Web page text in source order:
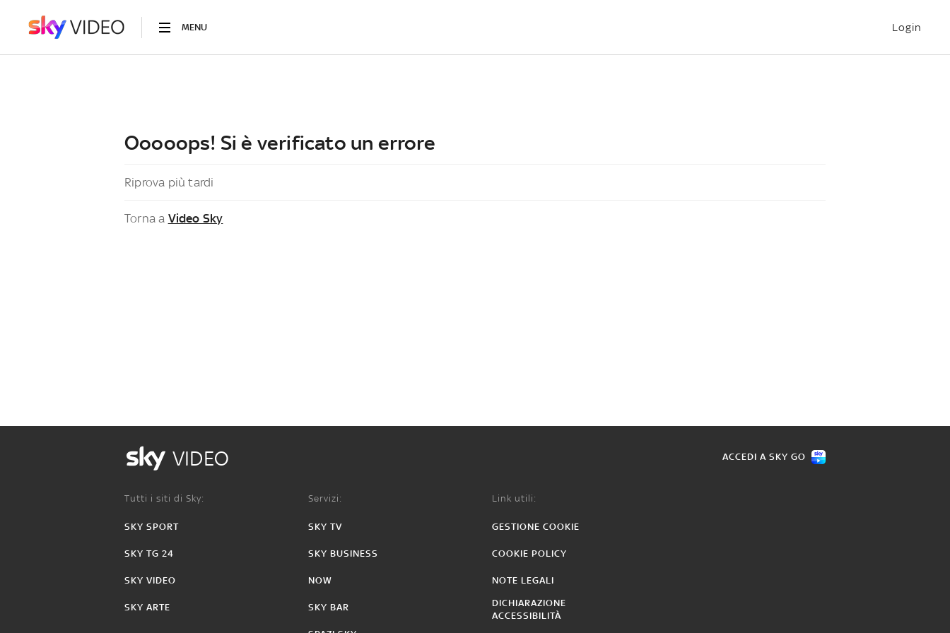
MENU Login
Ooooops! Si è verificato un errore
Riprova più tardi
Torna a Video Sky
VIDEO ACCEDI A SKY GO
Tutti i siti di Sky:
SKY SPORT
SKY TG 24
SKY VIDEO
SKY ARTE
Servizi:
SKY TV
SKY BUSINESS
NOW
SKY BAR
Link utili:
GESTIONE COOKIE
COOKIE POLICY
NOTE LEGALI
DICHIARAZIONE
ACCESSIBILITÀ